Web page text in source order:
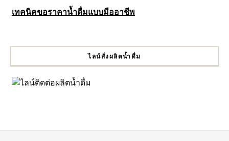
เทคนิคขอราคาน้ำดื่มแบบมืออาชีพ
ไลน์สั่งผลิตน้ำดื่ม